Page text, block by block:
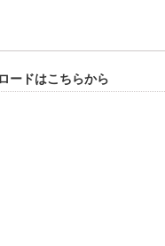
ードはこちらから